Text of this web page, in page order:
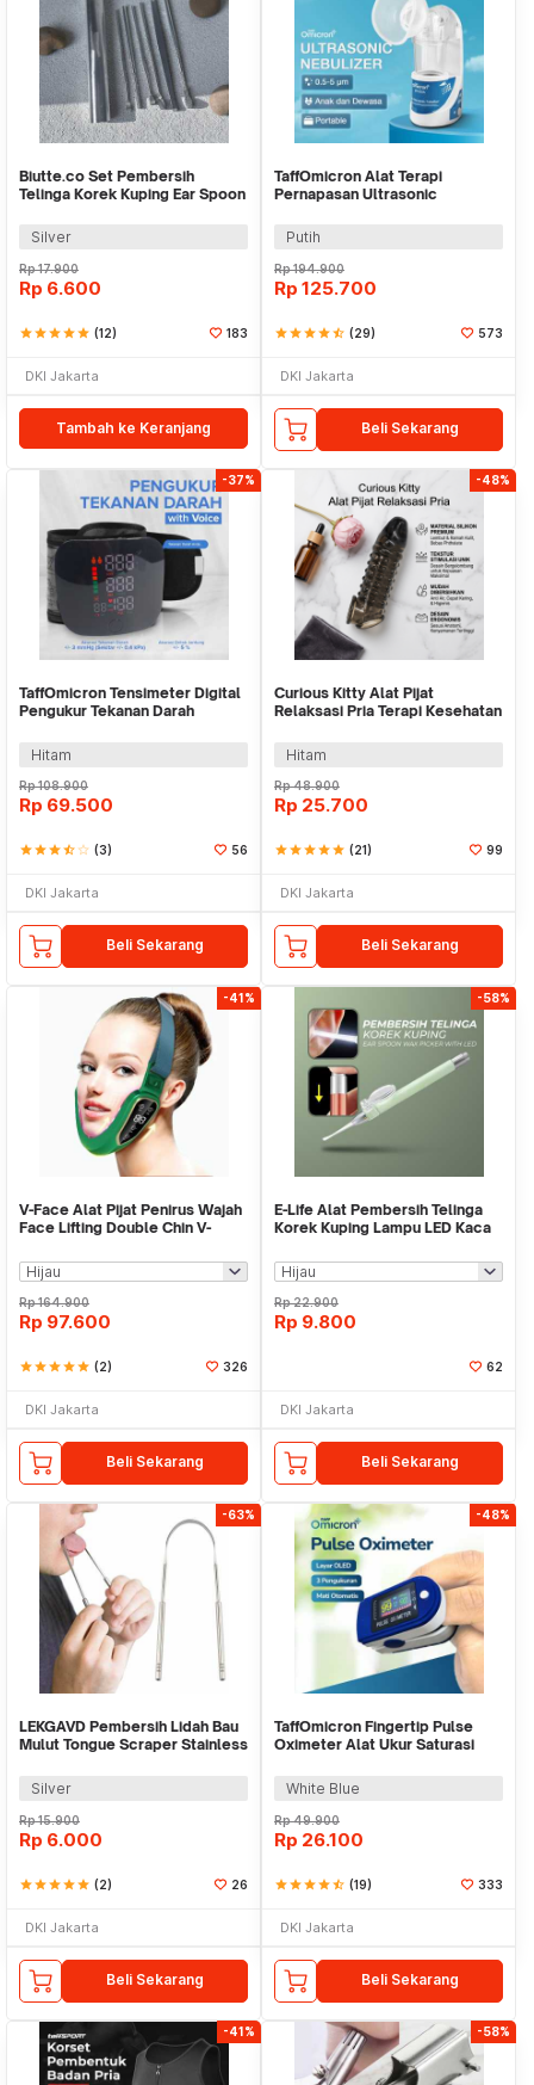
Biutte.co Set Pembersih
Telinga Korek Kuping Ear Spoon
Silver
Rp17.900
Rp 6.600
starstarstarstarstar (12) 183
DKI Jakarta
Tambah ke Keranjang
TaffOmicron Alat Terapi
Pernapasan Ultrasonic
Putih
Rp194.900
Rp 125.700
starstarstarstarstar_half (29) 573
DKI Jakarta
Beli Sekarang
-37%
TaffOmicron Tensimeter Digital
Pengukur Tekanan Darah
Hitam
Rp108.900
Rp 69.500
starstarstarstar_halfstar_border (3) 56
DKI Jakarta
Beli Sekarang
-48%
Curious Kitty Alat Pijat
Relaksasi Pria Terapi Kesehatan
Hitam
Rp48.900
Rp 25.700
starstarstarstarstar (21) 99
DKI Jakarta
Beli Sekarang
-41%
V-Face Alat Pijat Penirus Wajah
Face Lifting Double Chin V-
Rp164.900
Rp 97.600
starstarstarstarstar (2) 326
DKI Jakarta
Beli Sekarang
-58%
E-Life Alat Pembersih Telinga
Korek Kuping Lampu LED Kaca
Rp22.900
Rp 9.800
62
DKI Jakarta
Beli Sekarang
-63%
LEKGAVD Pembersih Lidah Bau
Mulut Tongue Scraper Stainless
Silver
Rp15.900
Rp 6.000
starstarstarstarstar (2) 26
DKI Jakarta
Beli Sekarang
-48%
TaffOmicron Fingertip Pulse
Oximeter Alat Ukur Saturasi
White Blue
Rp49.900
Rp 26.100
starstarstarstarstar_half (19) 333
DKI Jakarta
Beli Sekarang
-41% -58%